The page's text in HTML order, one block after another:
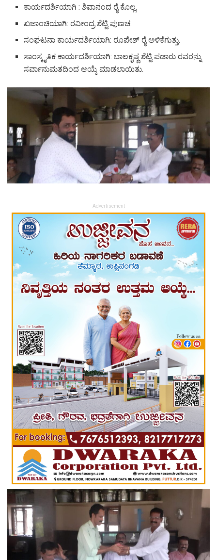
ಕಾರ್ಯದರ್ಶಿಯಾಗಿ : ಶಿವಾನಂದ ರೈ ಕೊಲ್ಲ.
ಖಜಾಂಚಿಯಾಗಿ: ರವೀಂದ್ರ ಶೆಟ್ಟಿ ಪುಣಚ.
ಸಂಘಟನಾ ಕಾರ್ಯದರ್ಶಿಯಾಗಿ: ರೂಪೇಶ್ ರೈ ಅಳಿಕೆಗುತ್ತು.
ಸಾಂಸ್ಕೃತಿಕ ಕಾರ್ಯದರ್ಶಿಯಾಗಿ: ಬಾಲಕೃಷ್ಣ ಶೆಟ್ಟಿ ಪಡಾರು ರವರನ್ನು
ಸರ್ವಾನುಮತದಿಂದ ಆಯ್ಕೆ ಮಾಡಲಾಯಿತು.
Advertisement